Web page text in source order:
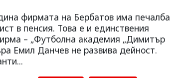
фирмата на Бербатов има печалба
в пенсия. Това е и единствения
– „Футболна академия „Димитър
Емил Данчев не развива дейност.